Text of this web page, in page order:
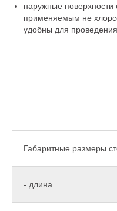
наружные поверхности
применяемым не
удобны для
Габаритные размеры
- длина